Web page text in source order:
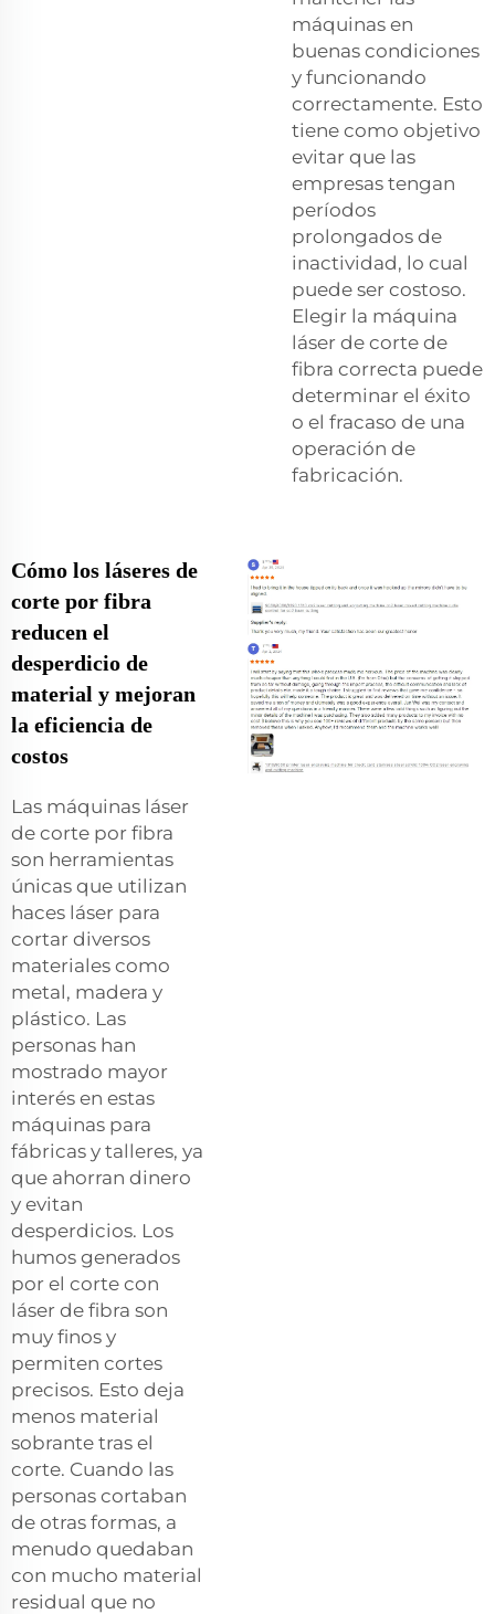
máquinas en
buenas condiciones
y funcionando
correctamente. Esto
tiene como objetivo
evitar que las
empresas tengan
períodos
prolongados de
inactividad, lo cual
puede ser costoso.
Elegir la máquina
láser de corte de
fibra correcta puede
determinar el éxito
o el fracaso de una
operación de
fabricación.
Cómo los láseres de
corte por fibra
reducen el
desperdicio de
material y mejoran
la eficiencia de
costos
Las máquinas láser
de corte por fibra
son herramientas
únicas que utilizan
haces láser para
cortar diversos
materiales como
metal, madera y
plástico. Las
personas han
mostrado mayor
interés en estas
máquinas para
fábricas y talleres, ya
que ahorran dinero
y evitan
desperdicios. Los
humos generados
por el corte con
láser de fibra son
muy finos y
permiten cortes
precisos. Esto deja
menos material
sobrante tras el
corte. Cuando las
personas cortaban
de otras formas, a
menudo quedaban
con mucho material
residual que no